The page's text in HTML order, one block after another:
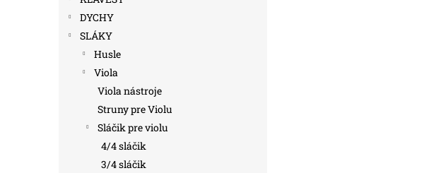
DYCHY
SLÁKY
Husle
Viola
Viola nástroje
Struny pre Violu
Sláčik pre violu
4/4 sláčik
3/4 sláčik